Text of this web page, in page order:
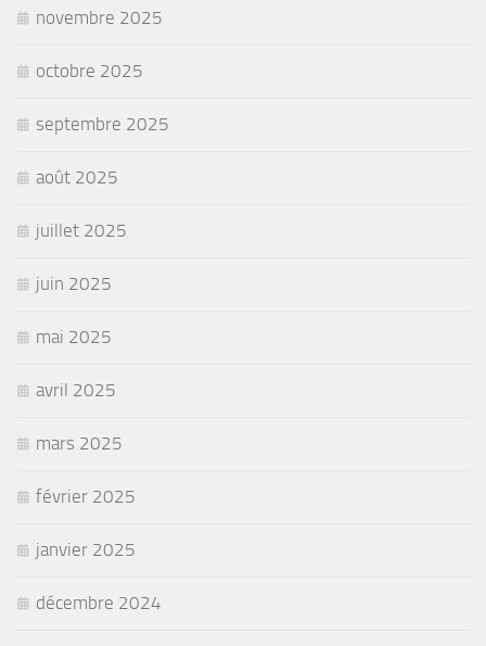
novembre 2025
octobre 2025
septembre 2025
août 2025
juillet 2025
juin 2025
mai 2025
avril 2025
mars 2025
février 2025
janvier 2025
décembre 2024